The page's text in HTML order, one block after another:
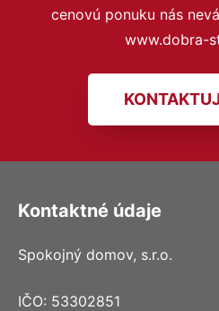
cenovú ponuku nás
www.dobra-
Kontaktné údaje
Spokojný domov, s.r.o.
IČO: 53302851